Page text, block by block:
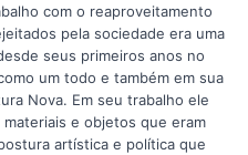
com o reaproveitamento
pela sociedade era uma
seus primeiros anos no
um todo e também em sua
Nova. Em seu trabalho ele
e objetos que eram
artística e política que